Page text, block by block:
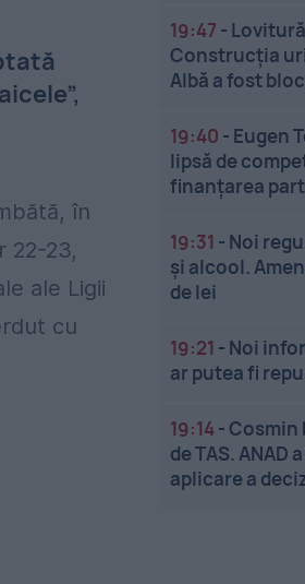
în
22-23,
ale Ligii
cu
19:47 -
Construcția
Albă a fost
19:40 - Eugen
lipsă de
finanțarea
19:31 - Noi
și alcool.
de lei
19:21 - Noi
ar putea fi
19:14-Cosmin
de TAS. ANAD
aplicare a